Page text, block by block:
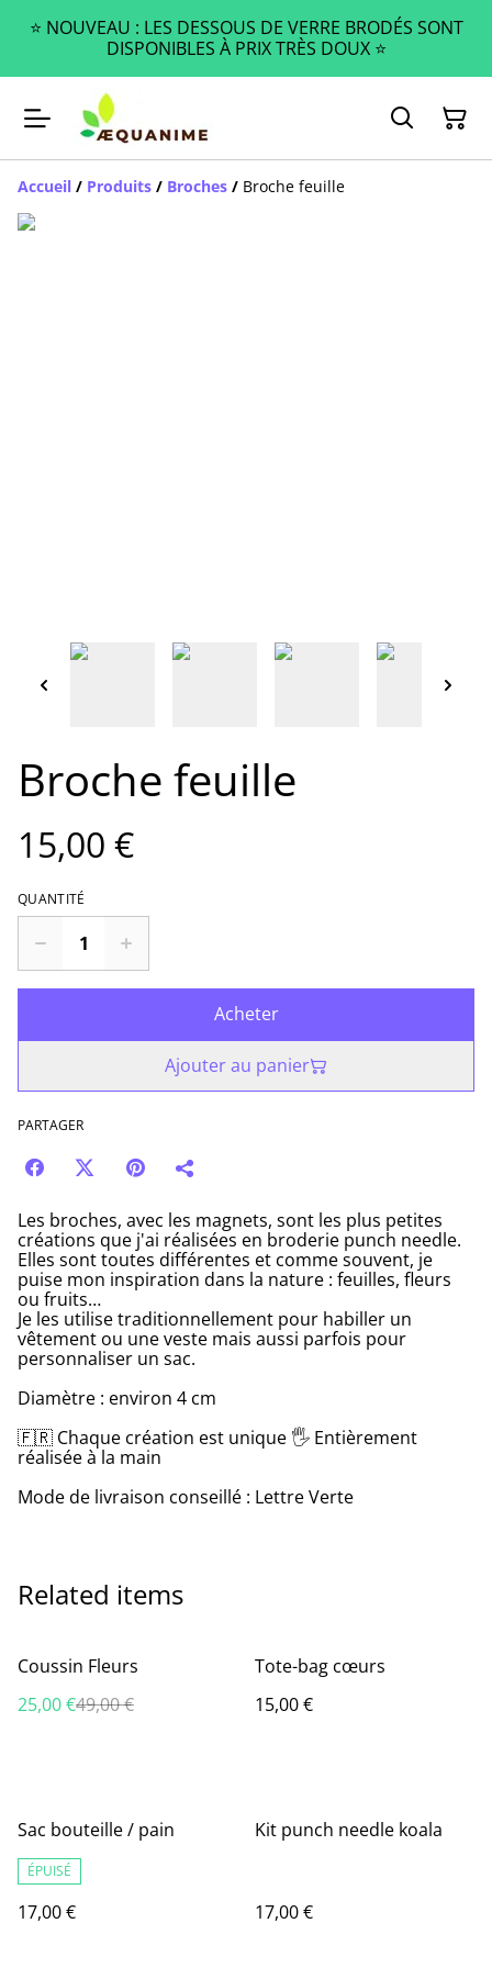
⭐️ NOUVEAU : LES DESSOUS DE VERRE BRODÉS SONT
DISPONIBLES À PRIX TRÈS DOUX ⭐️
Accueil / Produits / Broches / Broche feuille
Broche feuille
15,00 €
QUANTITÉ
Acheter
Ajouter au panier
PARTAGER
Les broches, avec les magnets, sont les plus petites
créations que j'ai réalisées en broderie punch needle.
Elles sont toutes différentes et comme souvent, je
puise mon inspiration dans la nature : feuilles, fleurs
ou fruits…
Je les utilise traditionnellement pour habiller un
vêtement ou une veste mais aussi parfois pour
personnaliser un sac.
Diamètre : environ 4 cm
🇫🇷 Chaque création est unique 🖐 Entièrement
réalisée à la main
Mode de livraison conseillé : Lettre Verte
Related items
%
Coussin Fleurs
25,00 €49,00 €
Tote-bag cœurs
15,00 €
Sac bouteille / pain
ÉPUISÉ
17,00 €
Kit punch needle koala
17,00 €